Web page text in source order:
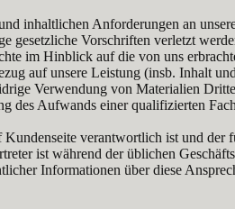
inhaltlichen Anforderungen an
gesetzliche Vorschriften verletzt
im Hinblick auf die von uns
auf unsere Leistung (insb. Inhalt
Verwendung von Materialien
des Aufwands einer qualifizierten
verantwortlich ist und
ist während der üblichen
Informationen über diese